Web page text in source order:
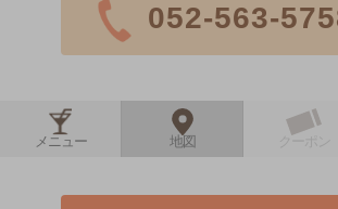
052-563-
メニュー 地図